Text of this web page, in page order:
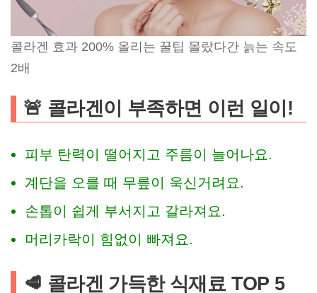
콜라겐 효과 200% 올리는 꿀팁 몰랐다간 늙는 속도
2배
🚨 콜라겐이 부족하면 이런 일이!
피부 탄력이 떨어지고 주름이 늘어나요.
계단을 오를 때 무릎이 욱신거려요.
손톱이 쉽게 부서지고 갈라져요.
머리카락이 힘없이 빠져요.
🥩 콜라겐 가득한 식재료 TOP 5